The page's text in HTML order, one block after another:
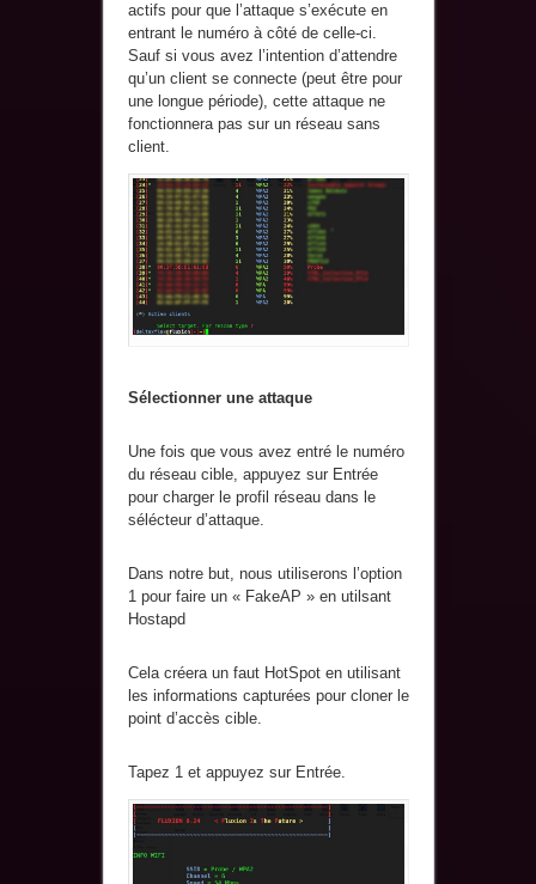
actifs pour que l’attaque s’exécute en
entrant le numéro à côté de celle-ci.
Sauf si vous avez l’intention d’attendre
qu’un client se connecte (peut être pour
une longue période), cette attaque ne
fonctionnera pas sur un réseau sans
client.
Sélectionner une attaque
Une fois que vous avez entré le numéro
du réseau cible, appuyez sur Entrée
pour charger le profil réseau dans le
sélécteur d’attaque.
Dans notre but, nous utiliserons l’option
1 pour faire un « FakeAP » en utilsant
Hostapd
Cela créera un faut HotSpot en utilisant
les informations capturées pour cloner le
point d’accès cible.
Tapez 1 et appuyez sur Entrée.